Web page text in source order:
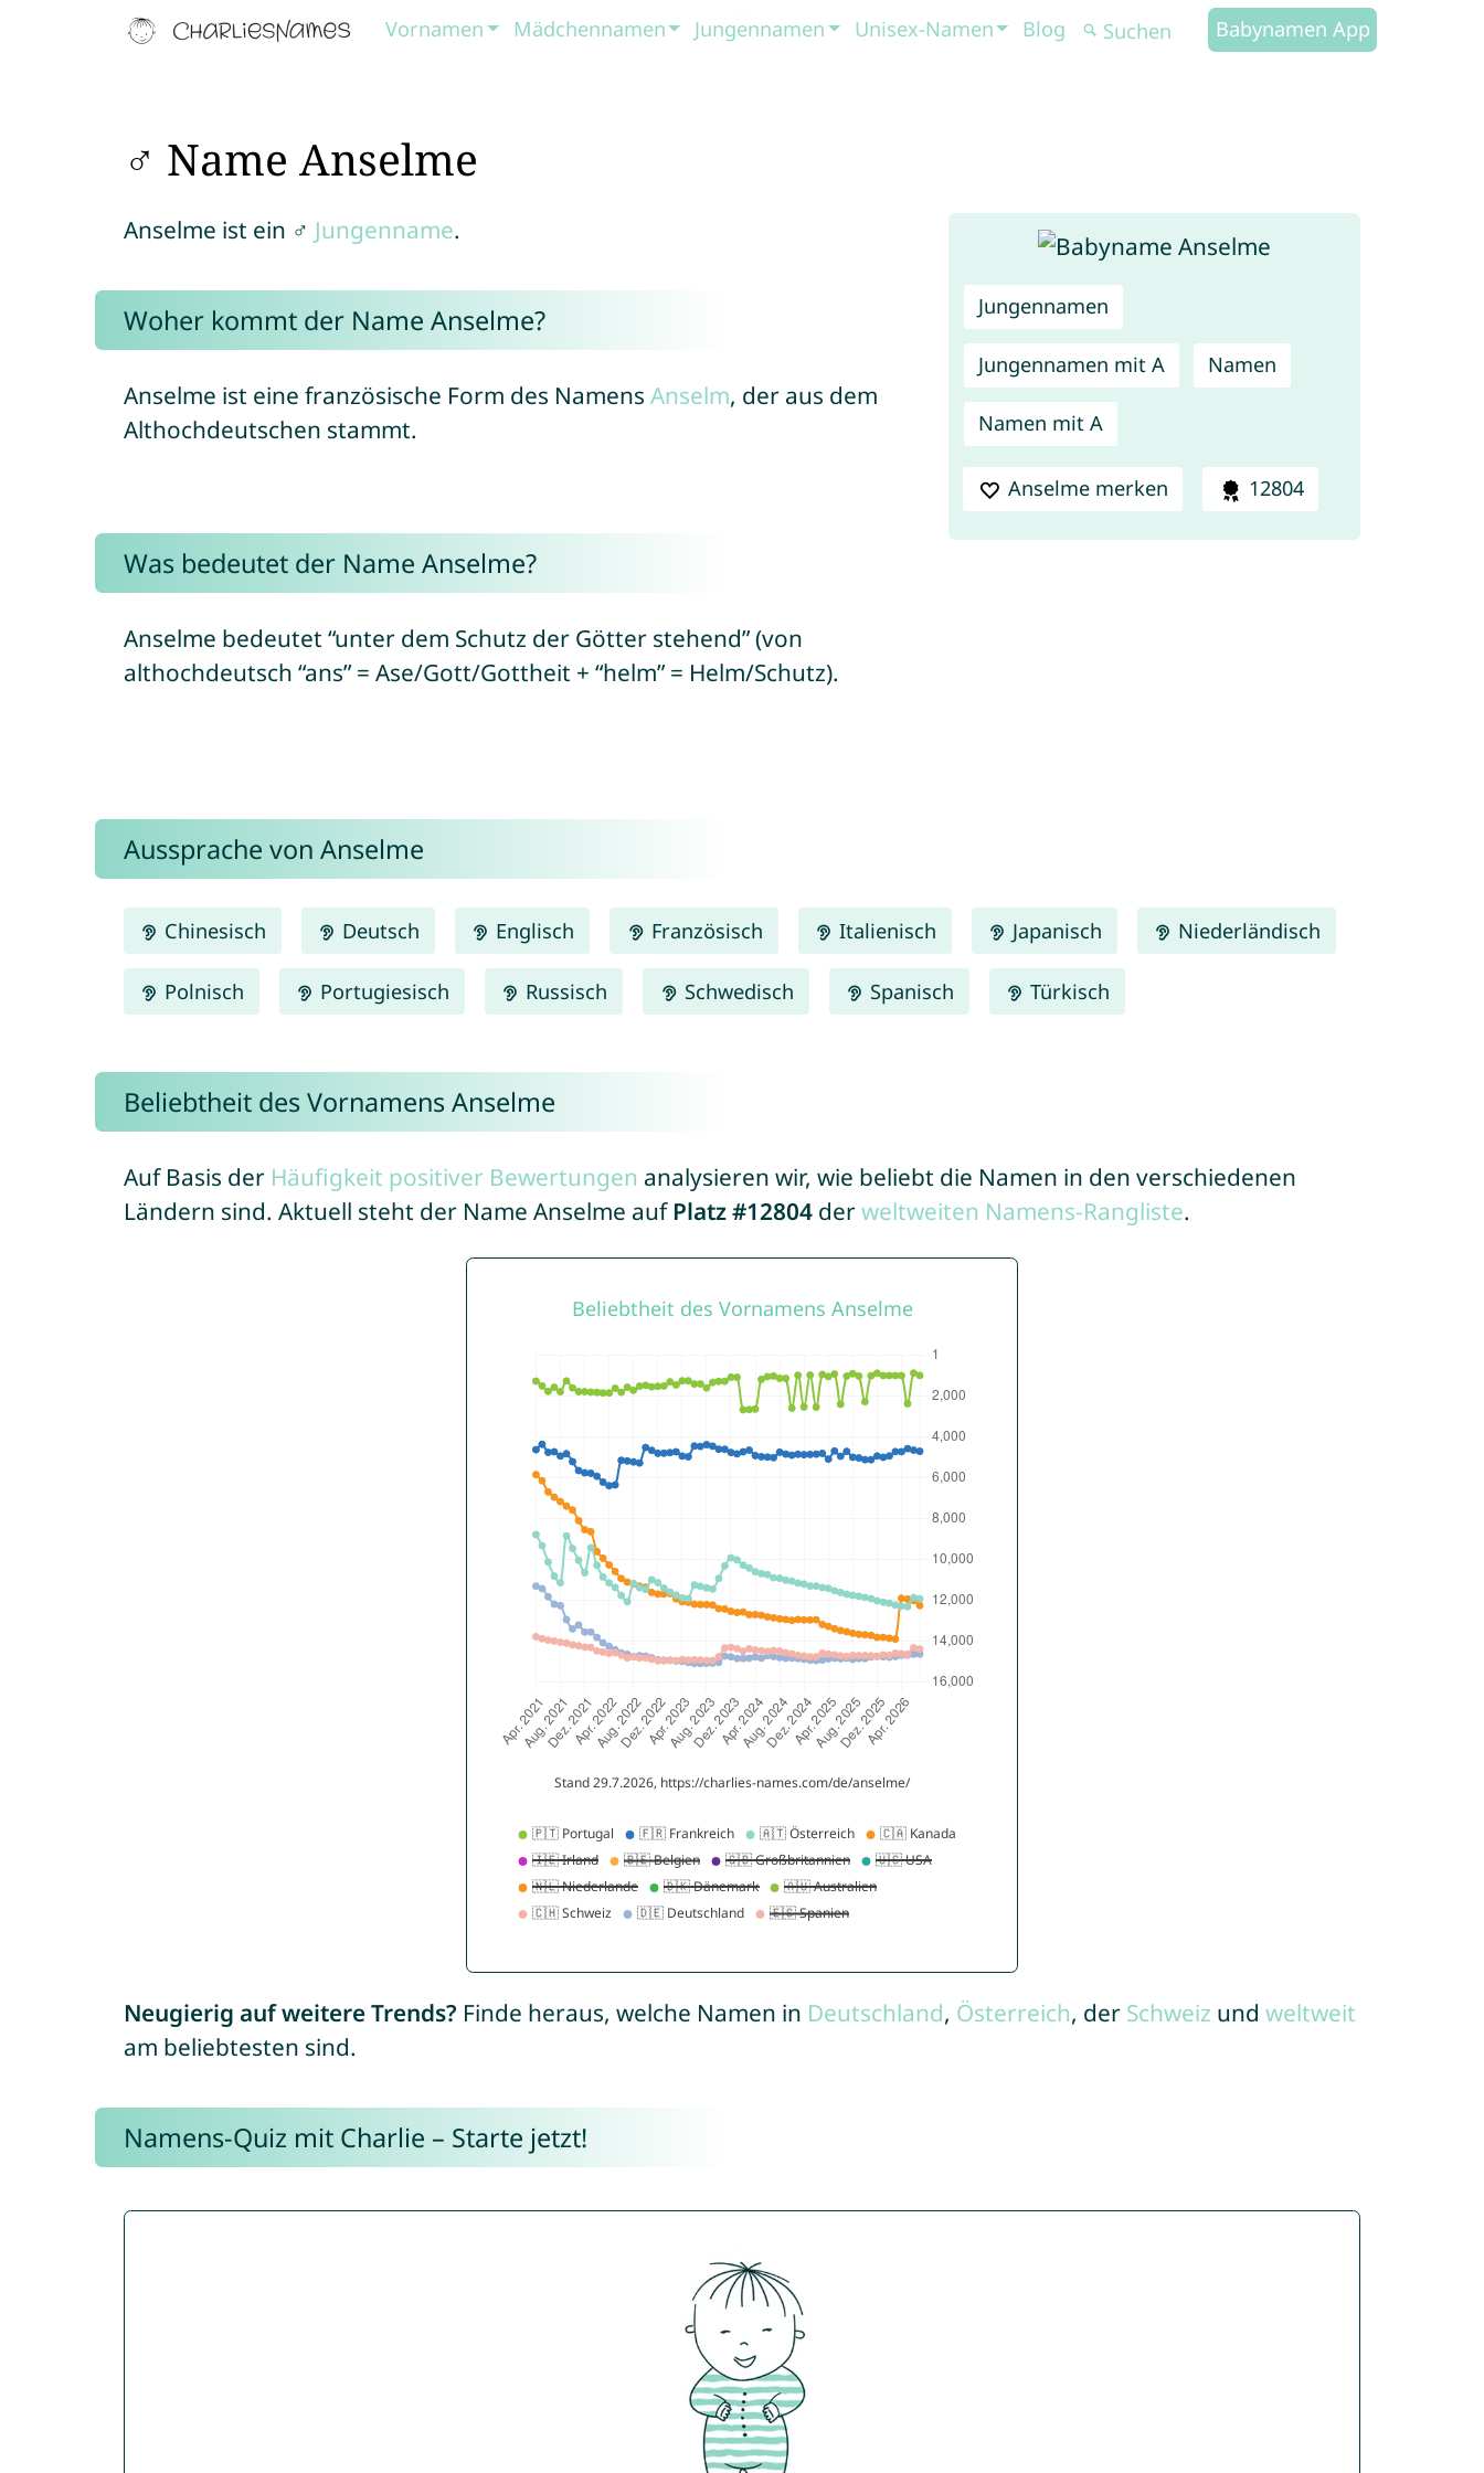
Vornamen Mädchennamen Jungennamen Unisex-Namen Blog Babynamen App
♂ Name Anselme
Jungennamen
Jungennamen mit A Namen
Namen mit A
Anselme merken 12804
Anselme ist ein ♂ Jungenname.
Woher kommt der Name Anselme?
Anselme ist eine französische Form des Namens Anselm, der aus dem
Althochdeutschen stammt.
Was bedeutet der Name Anselme?
Anselme bedeutet “unter dem Schutz der Götter stehend” (von
althochdeutsch “ans” = Ase/Gott/Gottheit + “helm” = Helm/Schutz).
Aussprache von Anselme
Chinesisch Deutsch Englisch Französisch Italienisch Japanisch Niederländisch
Polnisch Portugiesisch Russisch Schwedisch Spanisch Türkisch
Beliebtheit des Vornamens Anselme
Auf Basis der Häufigkeit positiver Bewertungen analysieren wir, wie beliebt die Namen in den verschiedenen
Ländern sind. Aktuell steht der Name Anselme auf Platz #12804derweltweiten Namens-Rangliste.
Neugierig auf weitere Trends? Finde heraus, welche Namen in Deutschland, Österreich, der Schweiz und weltweit
am beliebtesten sind.
Namens-Quiz mit Charlie – Starte jetzt!